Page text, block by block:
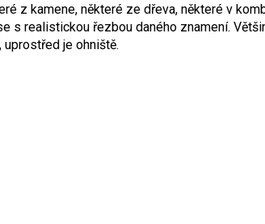
z kamene, některé ze dřeva, některé v
s realistickou řezbou daného znamení.
je ohniště.